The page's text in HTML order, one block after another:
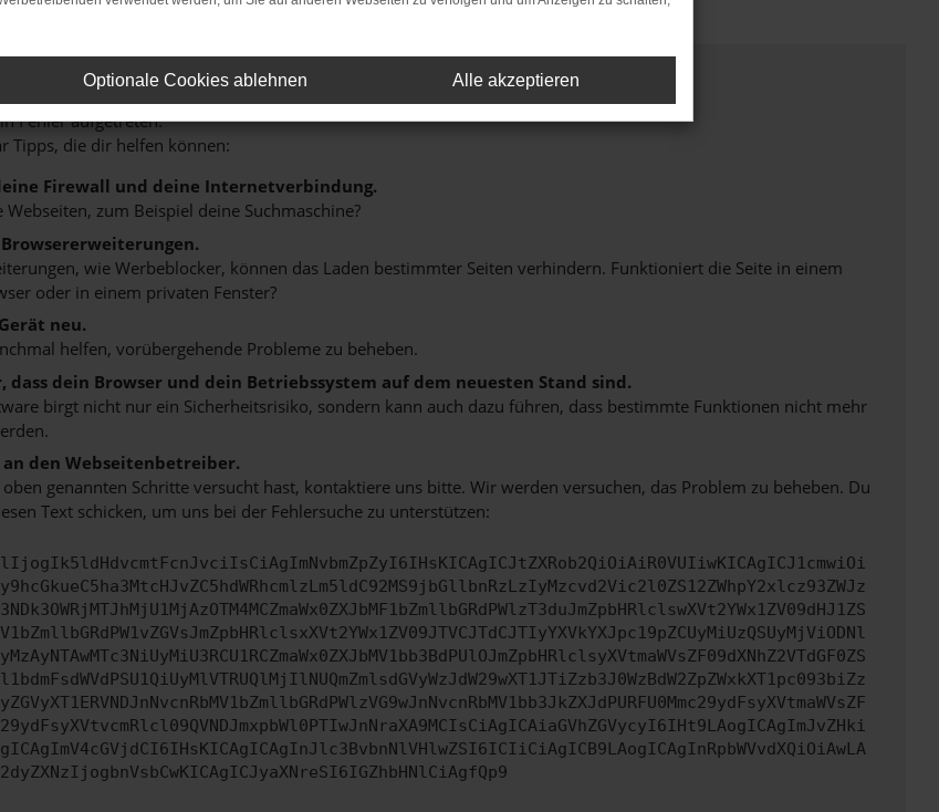
Error
Fehler aufgetreten.
Tipps, die dir helfen können:
Firewall und deine Internetverbindung.
Webseiten, zum Beispiel deine Suchmaschine?
wie Werbeblocker, können das Laden bestimmter Seiten verhindern. Funktioniert die Seite in einem
oder in einem privaten Fenster?
neu.
helfen, vorübergehende Probleme zu beheben.
dass dein Browser und dein Betriebssystem auf dem neuesten Stand sind.
birgt nicht nur ein Sicherheitsrisiko, sondern kann auch dazu führen, dass bestimmte Funktionen nicht mehr
den Webseitenbetreiber.
genannten Schritte versucht hast, kontaktiere uns bitte. Wir werden versuchen, das Problem zu beheben. Du
Text schicken, um uns bei der Fehlersuche zu unterstützen:
Optionale Cookies ablehnen Alle akzeptieren